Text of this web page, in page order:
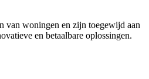
van woningen en zijn toegewijd aan
en betaalbare oplossingen.